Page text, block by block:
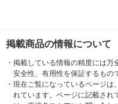
掲載商品の情報について
・ 掲載している情報の精度には万
安全性、有用性を保証するもの
・ 現在ご覧になっているページは
れています。ページに記載され